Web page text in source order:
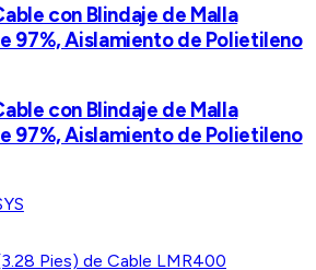
con Blindaje de Malla
97%, Aislamiento de Polietileno
con Blindaje de Malla
97%, Aislamiento de Polietileno